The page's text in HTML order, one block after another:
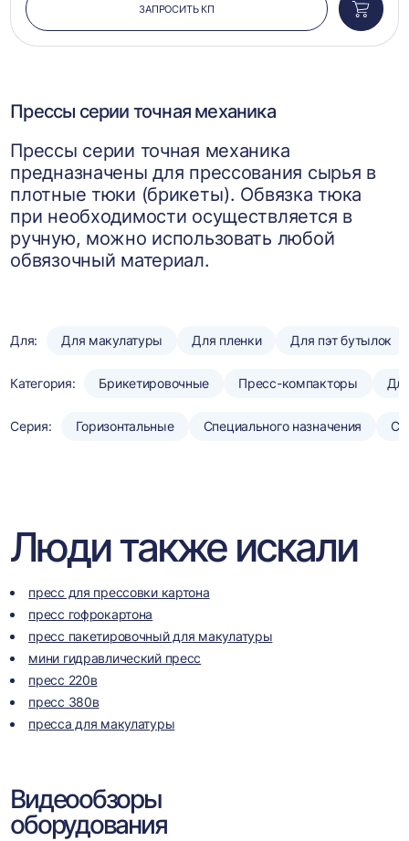
ЗАПРОСИТЬ КП
в
Прессы серии точная механика
Прессы серии точная механика
предназначены для прессования сырья в
плотные тюки (брикеты). Обвязка тюка
при необходимости осуществляется в
ручную, можно использовать любой
обвязочный материал.
Для: Для макулатуры Для пленки Для пэт бутылок
Категория: Брикетировочные Пресс-компакторы
Серия: Горизонтальные Специального назначения
Люди также искали
пресс для прессовки картона
пресс гофрокартона
пресс пакетировочный для макулатуры
мини гидравлический пресс
пресс 220в
пресс 380в
пресса для макулатуры
Видеообзоры
оборудования